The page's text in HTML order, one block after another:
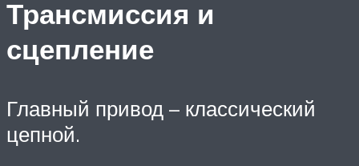
Трансмиссия и
сцепление
Главный привод – классический
цепной.